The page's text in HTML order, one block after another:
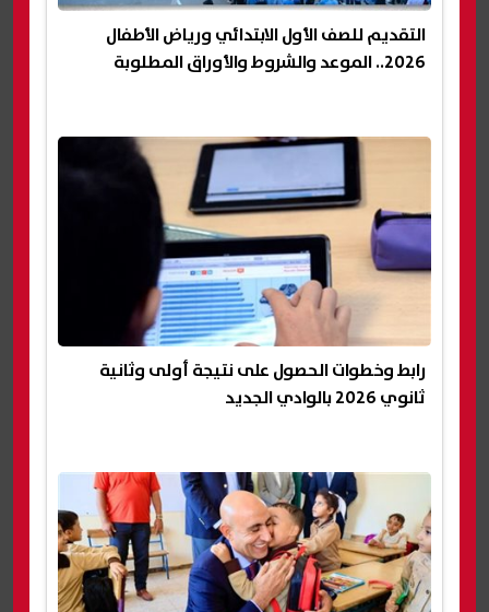
التقديم للصف الأول الابتدائي ورياض الأطفال
2026.. الموعد والشروط والأوراق المطلوبة
رابط وخطوات الحصول على نتيجة أولى وثانية
ثانوي 2026 بالوادي الجديد